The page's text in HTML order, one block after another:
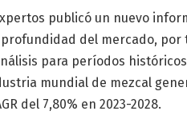
publicó un nuevo
del mercado,
para períodos históricos
mundial de mezcal
del 7,80% en 2023-2028.